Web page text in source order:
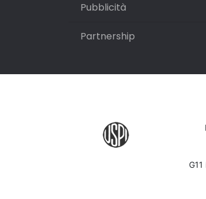
Pubblicità
Partnership